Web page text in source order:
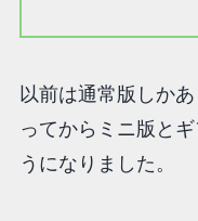
以前は通常版しか
ってからミニ版と
うになりました。